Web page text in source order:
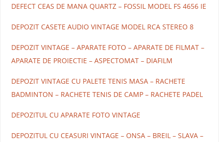
DEFECT CEAS DE MANA QUARTZ – FOSSIL MODEL FS 4656 IE
DEPOZIT CASETE AUDIO VINTAGE MODEL RCA STEREO 8
DEPOZIT VINTAGE – APARATE FOTO – APARATE DE FILMAT –
APARATE DE PROIECTIE – ASPECTOMAT – DIAFILM
DEPOZIT VINTAGE CU PALETE TENIS MASA – RACHETE
BADMINTON – RACHETE TENIS DE CAMP – RACHETE PADEL
DEPOZITUL CU APARATE FOTO VINTAGE
DEPOZITUL CU CEASURI VINTAGE – ONSA – BREIL – SLAVA –